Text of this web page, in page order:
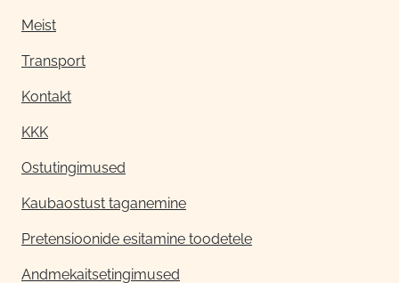
Meist
Transport
Kontakt
KKK
Ostutingimused
Kaubaostust taganemine
Pretensioonide esitamine toodetele
Andmekaitsetingimused